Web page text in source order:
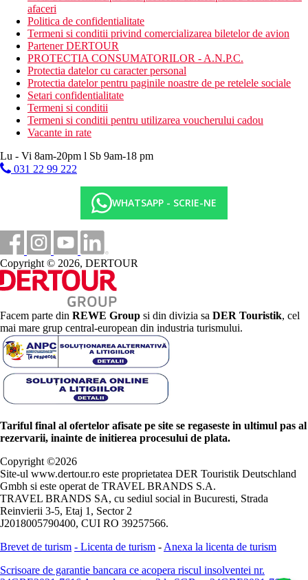
afaceri
Politica de confidentialitate
Termeni si conditii privind comercializarea biletelor de avion
Partener DERTOUR
PROTECTIA CONSUMATORILOR - A.N.P.C.
Protectia datelor cu caracter personal
Protectia datelor pentru paginile noastre de pe retelele sociale
Setari confidentialitate
Termeni si conditii
Termeni si conditii pentru utilizarea voucherului cadou
Vacante in rate
Lu - Vi 8am-20pm l Sb 9am-18 pm
031 22 99 222
WHATSAPP - SCRIE-NE
Copyright © 2026, DERTOUR
Facem parte din REWE Group si din divizia sa DER Touristik, cel
mai mare grup central-european din industria turismului.
Tariful final al ofertelor afisate pe site se regaseste in ultimul pas al
rezervarii, inainte de initierea procesului de plata.
Copyright ©2026
Site-ul www.dertour.ro este proprietatea DER Touristik Deutschland
Gmbh si este operat de TRAVEL BRANDS S.A.
TRAVEL BRANDS SA, cu sediul social in Bucuresti, Strada
Reinvierii 3-5, Etaj 1, Sector 2
J2018005790400, CUI RO 39257566.
Brevet de turism - Licenta de turism - Anexa la licenta de turism
Scrisoare de garantie bancara ce acopera riscul insolventei nr.